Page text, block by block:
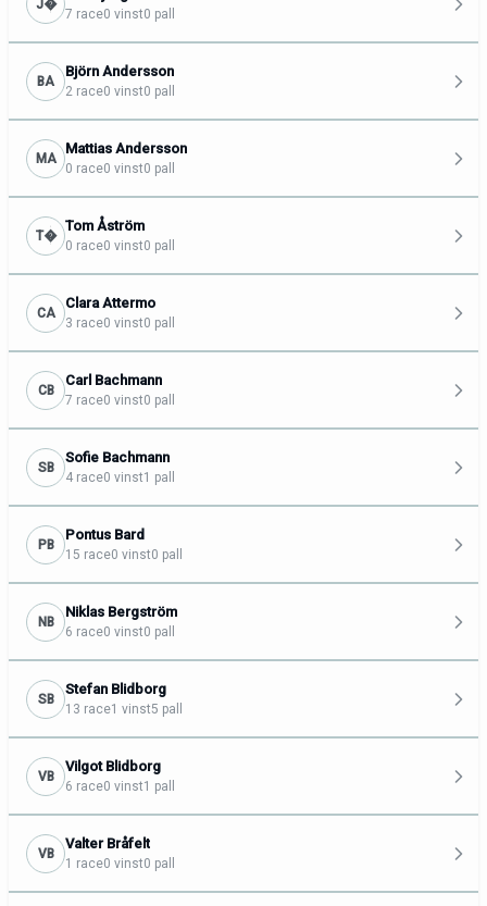
J�
7 race0 vinst0 pall
BA
Björn Andersson
2 race0 vinst0 pall
MA
Mattias Andersson
0 race0 vinst0 pall
T�
Tom Åström
0 race0 vinst0 pall
CA
Clara Attermo
3 race0 vinst0 pall
CB
Carl Bachmann
7 race0 vinst0 pall
SB
Sofie Bachmann
4 race0 vinst1 pall
PB
Pontus Bard
15 race0 vinst0 pall
NB
Niklas Bergström
6 race0 vinst0 pall
SB
Stefan Blidborg
13 race1 vinst5 pall
VB
Vilgot Blidborg
6 race0 vinst1 pall
VB
Valter Bråfelt
1 race0 vinst0 pall